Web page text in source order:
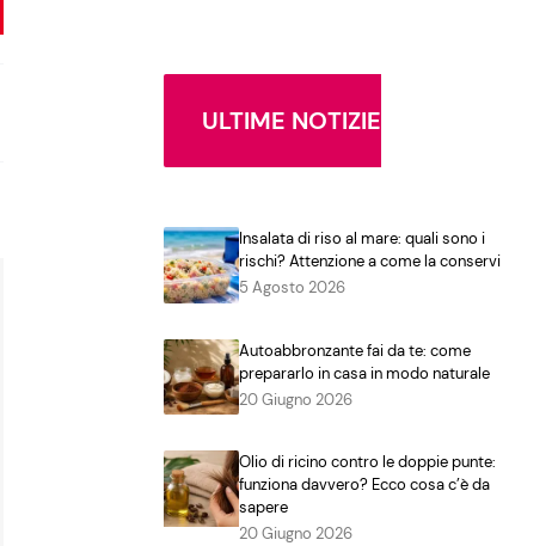
ULTIME NOTIZIE
Insalata di riso al mare: quali sono i
rischi? Attenzione a come la conservi
5 Agosto 2026
Autoabbronzante fai da te: come
prepararlo in casa in modo naturale
20 Giugno 2026
Olio di ricino contro le doppie punte:
funziona davvero? Ecco cosa c’è da
sapere
20 Giugno 2026